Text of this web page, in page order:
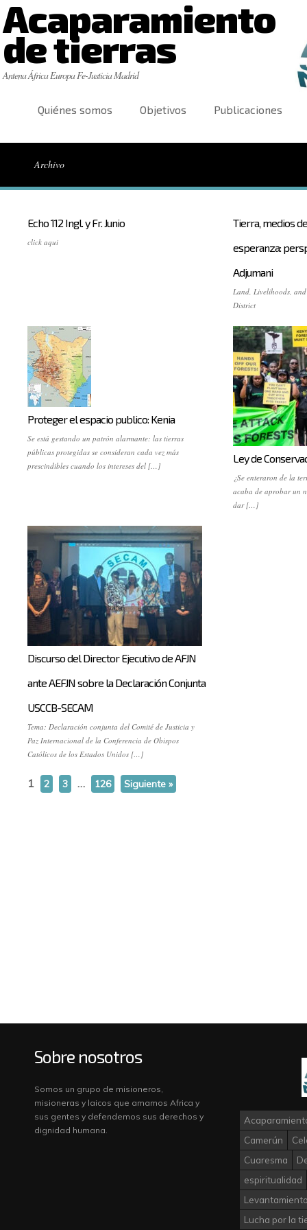
Acaparamiento
de tierras
Antena África Europa Fe-Justicia Madrid
Quiénes somos Objetivos Publicaciones
Archivo
Echo 112 Ingl. y Fr. Junio
click aqui
Tierra, medios
esperanza:
Adjumani
Land, Livelihoods,
District
Proteger el espacio publico: Kenia
Se está gestando un patrón alarmante: las tierras
públicas protegidas se consideran cada vez más
prescindibles cuando los intereses del […]
Ley de
¿Se enteraron de la
acaba de aprobar un
dar […]
Discurso del Director Ejecutivo de AFJN
ante AEFJN sobre la Declaración Conjunta
USCCB-SECAM
Tema: Declaración conjunta del Comité de Justicia y
Paz Internacional de la Conferencia de Obispos
Católicos de los Estados Unidos […]
1 2 3 … 126 Siguiente »
Sobre nosotros
Somos un grupo de misioneros,
misioneras y laicos que amamos Africa y
sus gentes y defendemos sus derechos y
dignidad humana.
Camerún
Cuaresma
espiritualidad
Lucha por la